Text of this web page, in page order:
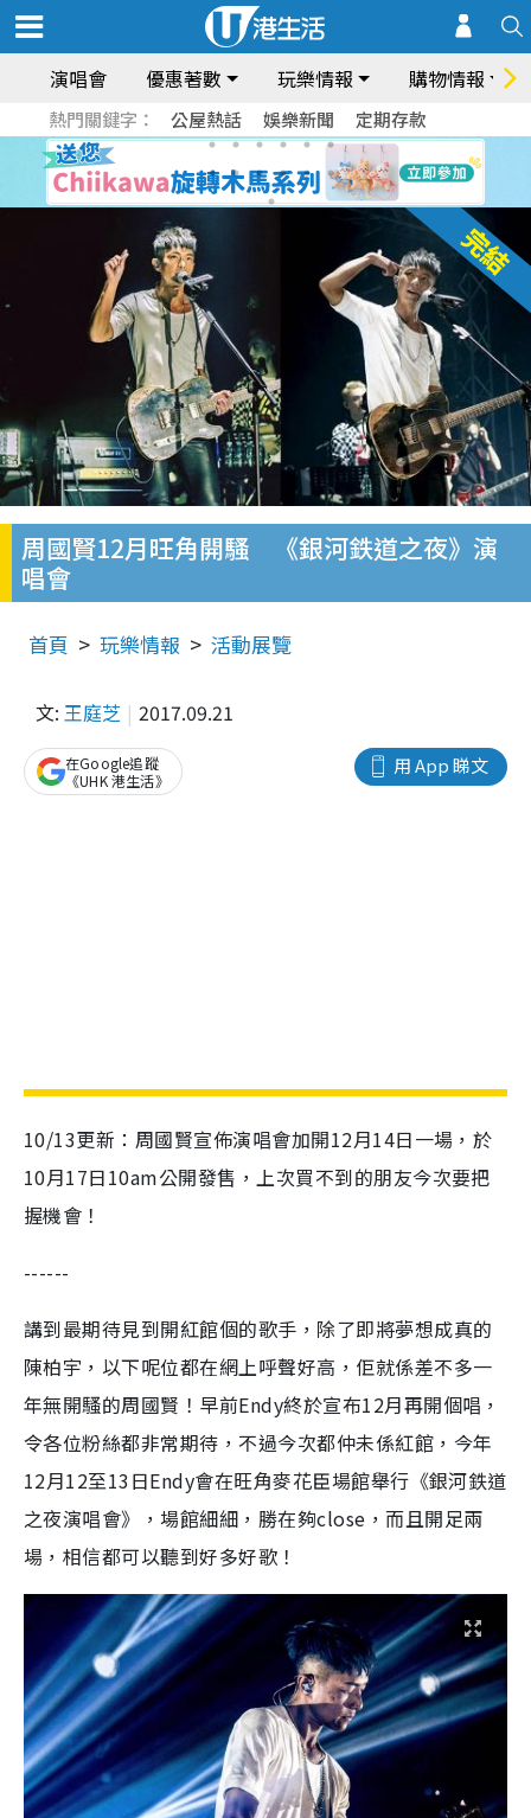
演唱會 優惠著數 玩樂情報 購物情報
熱門關鍵字： 公屋熱話 娛樂新聞 定期存款
周國賢12月旺角開騷 《銀河鉄道之夜》演
唱會
首頁 玩樂情報 活動展覽
文: 王庭芝 2017.09.21
用 App 睇文
在Google追蹤
《UHK 港生活》
10/13更新：周國賢宣佈演唱會加開12月14日一場，於
10月17日10am公開發售，上次買不到的朋友今次要把
握機會！
------
講到最期待見到開紅館個的歌手，除了即將夢想成真的
陳柏宇，以下呢位都在網上呼聲好高，佢就係差不多一
年無開騷的周國賢！早前Endy終於宣布12月再開個唱，
令各位粉絲都非常期待，不過今次都仲未係紅館，今年
12月12至13日Endy會在旺角麥花臣場館舉行《銀河鉄道
之夜演唱會》，場館細細，勝在夠close，而且開足兩
場，相信都可以聽到好多好歌！